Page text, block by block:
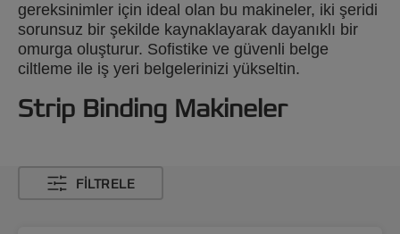
gereksinimler için ideal olan bu makineler, iki şeridi
sorunsuz bir şekilde kaynaklayarak dayanıklı bir
omurga oluşturur. Sofistike ve güvenli belge
ciltleme ile iş yeri belgelerinizi yükseltin.
Strip Binding Makineler
FILTRELE